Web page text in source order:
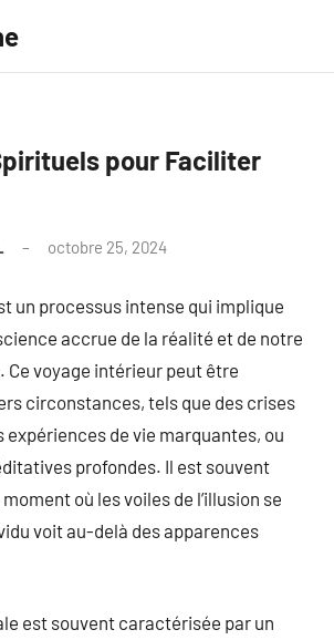
pour Faciliter
octobre 25, 2024
un processus intense qui implique
accrue de la réalité et de notre
Ce voyage intérieur peut être
circonstances, tels que des crises
expériences de vie marquantes, ou
profondes. Il est souvent
où les voiles de l’illusion se
voit au-delà des apparences
est souvent caractérisée par un